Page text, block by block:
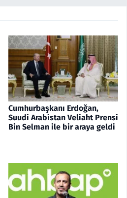
Cumhurbaşkanı Erdoğan,
Suudi Arabistan Veliaht Prensi
Bin Selman ile bir araya geldi